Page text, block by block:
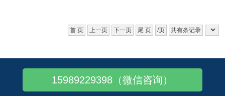
首 页 上一页 下一页 尾 页 /页 共有条记录
15989229398（微信咨询）